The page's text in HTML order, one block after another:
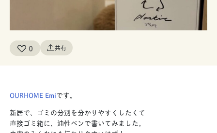
0 共有
OURHOME Emiです。
新居で、ゴミの分別を分かりやすくしたくて
直接ゴミ箱に、油性ペンで書いてみました。